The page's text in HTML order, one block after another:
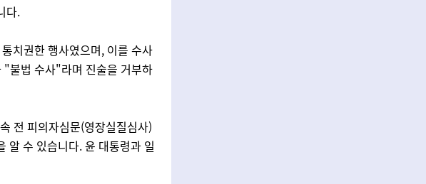
다.
치권한 행사였으며, 이를 수사
"불법 수사"라며 진술을 거부하
전 피의자심문(영장실질심사)
알 수 있습니다. 윤 대통령과 일